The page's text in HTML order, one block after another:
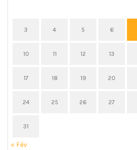
3 4 5 6
10 11 12 13
17 18 19 20
24 25 26 27
31
« Fév